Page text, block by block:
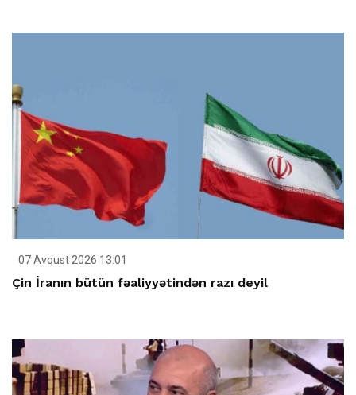
07 Avqust 2026 13:01
Çin İranın bütün fəaliyyətindən razı deyil